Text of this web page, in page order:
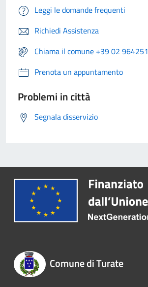
Leggi le domande frequenti
Richiedi Assistenza
Chiama il comune +39 02 964251
Prenota un appuntamento
Problemi in città
Segnala disservizio
Comune di Turate